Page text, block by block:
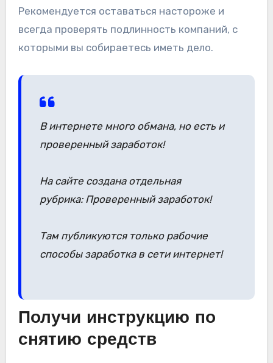
Рекомендуется оставаться настороже и
всегда проверять подлинность компаний, с
которыми вы собираетесь иметь дело.
В интернете много обмана, но есть и
проверенный заработок!
На сайте создана отдельная
рубрика: Проверенный заработок!
Там публикуются только рабочие
способы заработка в сети интернет!
Получи инструкцию по
снятию средств